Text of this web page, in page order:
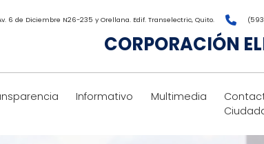
6 de Diciembre N26-235 y Orellana. Edif. Transelectric, Quito.
CORPORACIÓN
Informativo Multimedia